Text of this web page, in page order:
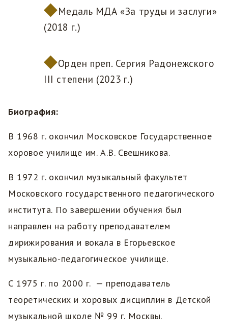
Медаль МДА «За труды и заслуги»
(2018 г.)
Орден преп. Сергия Радонежского
III степени (2023 г.)
Биография:
В 1968 г. окончил Московское Государственное
хоровое училище им. А.В. Свешникова.
В 1972 г. окончил музыкальный факультет
Московского государственного педагогического
института. По завершении обучения был
направлен на работу преподавателем
дирижирования и вокала в Егорьевское
музыкально-педагогическое училище.
С 1975 г. по 2000 г. — преподаватель
теоретических и хоровых дисциплин в Детской
музыкальной школе № 99 г. Москвы.